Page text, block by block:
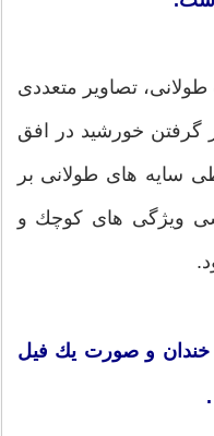
تصاویر متعددی
گرفتن خورشید در افق
سایه های طولانی بر
ویژگی های كوچك و
خندان و صورت یك فیل